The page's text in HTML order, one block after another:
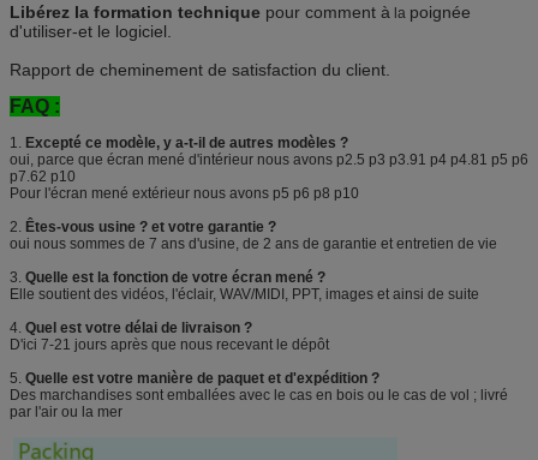
Libérez la formation technique pour comment à la poignée
d'utiliser-et le logiciel.
Rapport de cheminement de satisfaction du client.
FAQ :
1. Excepté ce modèle, y a-t-il de autres modèles ?
oui, parce que écran mené d'intérieur nous avons p2.5 p3 p3.91 p4 p4.81 p5 p6
p7.62 p10
Pour l'écran mené extérieur nous avons p5 p6 p8 p10
2. Êtes-vous usine ? et votre garantie ?
oui nous sommes de 7 ans d'usine, de 2 ans de garantie et entretien de vie
3. Quelle est la fonction de votre écran mené ?
Elle soutient des vidéos, l'éclair, WAV/MIDI, PPT, images et ainsi de suite
4. Quel est votre délai de livraison ?
D'ici 7-21 jours après que nous recevant le dépôt
5. Quelle est votre manière de paquet et d'expédition ?
Des marchandises sont emballées avec le cas en bois ou le cas de vol ; livré
par l'air ou la mer